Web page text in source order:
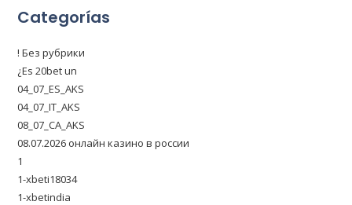
Categorías
! Без рубрики
¿Es 20bet un
04_07_ES_AKS
04_07_IT_AKS
08_07_CA_AKS
08.07.2026 онлайн казино в россии
1
1-xbeti18034
1-xbetindia